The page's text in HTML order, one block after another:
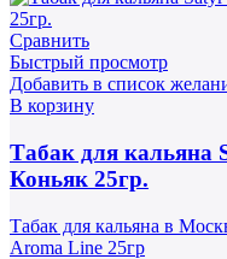
Сравнить
Быстрый просмотр
Добавить в список
В корзину
Табак для кальяна
Коньяк 25гр.
Табак для кальяна в
Aroma Line 25гр